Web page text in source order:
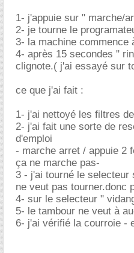
1- j'appuie sur " marche/
2- je tourne le
3- la machine commence
4- après 15 secondes "
clignote.( j'ai essayé sur
ce que j'ai fait :
1- j'ai nettoyé les filtres
2- j'ai fait une sorte de
d'emploi
- marche arret / appuie 2
ça ne marche pas-
3 - j'ai tourné le selecteur
ne veut pas tourner.donc
4- sur le selecteur "
5- le tambour ne veut à
6- j'ai vérifié la courroie -